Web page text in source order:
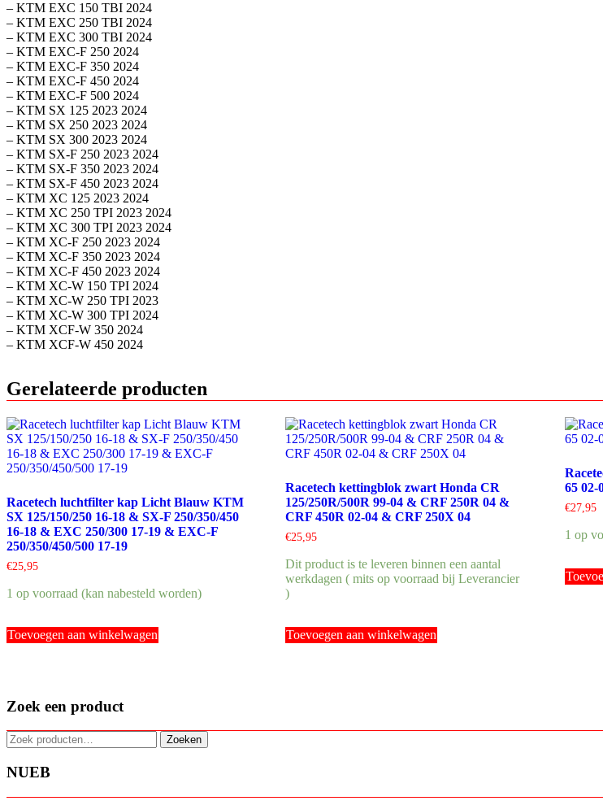
– KTM EXC 150 TBI 2024
– KTM EXC 250 TBI 2024
– KTM EXC 300 TBI 2024
– KTM EXC-F 250 2024
– KTM EXC-F 350 2024
– KTM EXC-F 450 2024
– KTM EXC-F 500 2024
– KTM SX 125 2023 2024
– KTM SX 250 2023 2024
– KTM SX 300 2023 2024
– KTM SX-F 250 2023 2024
– KTM SX-F 350 2023 2024
– KTM SX-F 450 2023 2024
– KTM XC 125 2023 2024
– KTM XC 250 TPI 2023 2024
– KTM XC 300 TPI 2023 2024
– KTM XC-F 250 2023 2024
– KTM XC-F 350 2023 2024
– KTM XC-F 450 2023 2024
– KTM XC-W 150 TPI 2024
– KTM XC-W 250 TPI 2023
– KTM XC-W 300 TPI 2024
– KTM XCF-W 350 2024
– KTM XCF-W 450 2024
Gerelateerde producten
Racetech luchtfilter kap Licht Blauw KTM
SX 125/150/250 16-18 & SX-F 250/350/450
16-18 & EXC 250/300 17-19 & EXC-F
250/350/450/500 17-19
€25,95
1 op voorraad (kan nabesteld worden)
Toevoegen aan winkelwagen
Racetech kettingblok zwart Honda CR
125/250R/500R 99-04 & CRF 250R 04 &
CRF 450R 02-04 & CRF 250X 04
€25,95
Dit product is te leveren binnen een aantal
werkdagen ( mits op voorraad bij Leverancier
)
Toevoegen aan winkelwagen
65 02-
€27,95
1 op
Zoek een product
Zoeken
naar:
Zoeken
NUEB